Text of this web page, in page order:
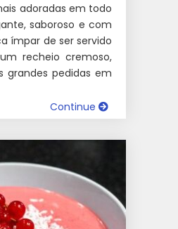
adoradas em todo
saboroso e com
ímpar de ser servido
recheio cremoso,
grandes pedidas em
Continue